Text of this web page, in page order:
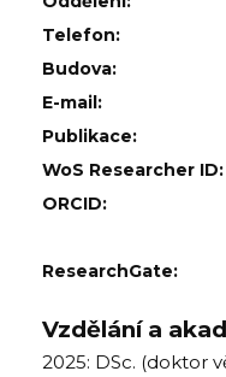
Telefon:
Budova:
E-mail:
Publikace:
WoS Researcher ID:
ORCID:
ResearchGate:
Vzdělání a
2025: DSc. (doktor